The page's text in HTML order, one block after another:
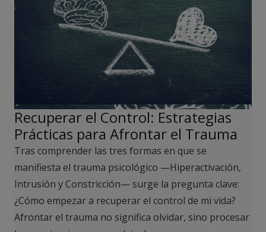
Recuperar el Control: Estrategias
Prácticas para Afrontar el Trauma
Tras comprender las tres formas en que se
manifiesta el trauma psicológico —Hiperactivación,
Intrusión y Constricción— surge la pregunta clave:
¿Cómo empezar a recuperar el control de mi vida?
Afrontar el trauma no significa olvidar, sino procesar